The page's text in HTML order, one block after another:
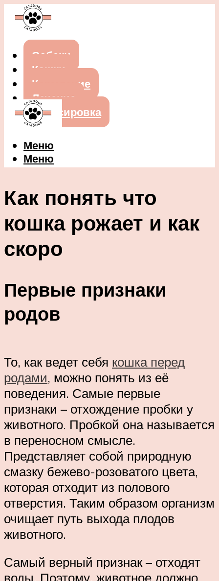
Собаки
Кошки
Кормление
Лечение
Дрессировка
Меню
Меню
Как понять что
кошка рожает и как
скоро
Первые признаки
родов
То, как ведет себя кошка перед
родами, можно понять из её
поведения. Самые первые
признаки – отхождение пробки у
животного. Пробкой она называется
в переносном смысле.
Представляет собой природную
смазку бежево-розоватого цвета,
которая отходит из полового
отверстия. Таким образом организм
очищает путь выхода плодов
животного.
Самый верный признак – отходят
воды. Поэтому, животное должно